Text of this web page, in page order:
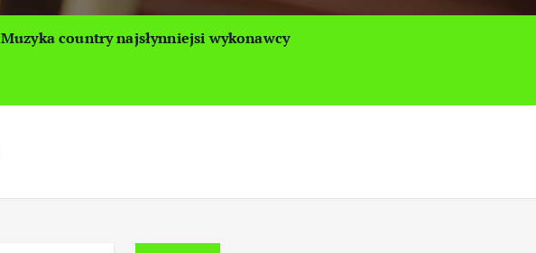
Muzyka country najsłynniejsi wykonawcy